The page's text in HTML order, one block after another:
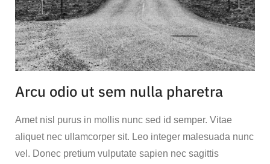
Arcu odio ut sem nulla pharetra
Amet nisl purus in mollis nunc sed id semper. Vitae
aliquet nec ullamcorper sit. Leo integer malesuada nunc
vel. Donec pretium vulputate sapien nec sagittis